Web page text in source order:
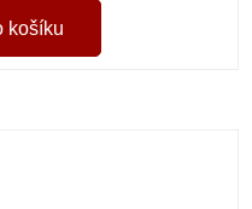
košíku